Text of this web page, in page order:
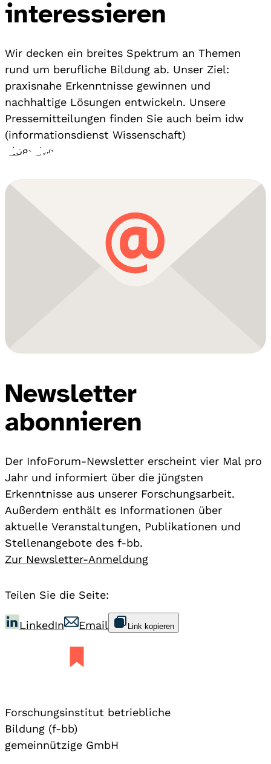
interessieren
Wir decken ein breites Spektrum an Themen
rund um berufliche Bildung ab. Unser Ziel:
praxisnahe Erkenntnisse gewinnen und
nachhaltige Lösungen entwickeln. Unsere
Pressemitteilungen finden Sie auch beim idw
(informationsdienst Wissenschaft)
Blog› idw›
Newsletter
abonnieren
Der InfoForum-Newsletter erscheint vier Mal pro
Jahr und informiert über die jüngsten
Erkenntnisse aus unserer Forschungsarbeit.
Außerdem enthält es Informationen über
aktuelle Veranstaltungen, Publikationen und
Stellenangebote des f-bb.
Zur Newsletter-Anmeldung
Teilen Sie die Seite:
LinkedIn Email Link kopieren
Forschungsinstitut betriebliche
Bildung (f-bb)
gemeinnützige GmbH